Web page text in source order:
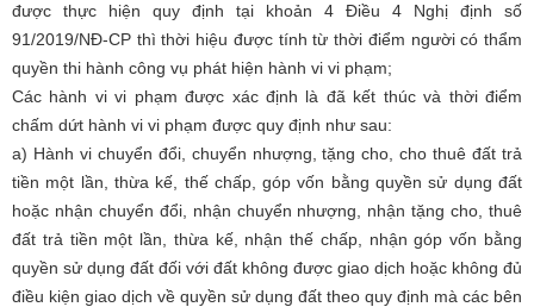
được thực hiện quy định tại khoản 4 Điều 4 Nghị định số
91/2019/NĐ-CP thì thời hiệu được tính từ thời điểm người có thẩm
quyền thi hành công vụ phát hiện hành vi vi phạm;
Các hành vivi phạmđược xác định là đã kết thúcvà thời điểm
chấm dứt hành vi vi phạm được quy định như sau:
a) Hành vi chuyển đổi, chuyển nhượng, tặng cho, cho thuê đất trả
tiền một lần, thừa kế, thế chấp, góp vốn bằng quyền sử dụng đất
hoặc nhận chuyển đổi, nhận chuyển nhượng, nhận tặng cho, thuê
đất trả tiền một lần, thừa kế, nhận thế chấp, nhận góp vốn bằng
quyền sử dụng đất đối với đất không được giao dịch hoặc không đủ
điều kiện giao dịch về quyền sử dụng đất theo quy định mà các bên